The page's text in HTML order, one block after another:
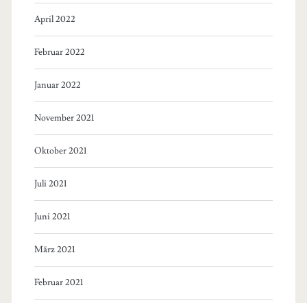
April 2022
Februar 2022
Januar 2022
November 2021
Oktober 2021
Juli 2021
Juni 2021
März 2021
Februar 2021